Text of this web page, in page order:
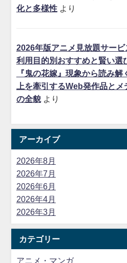
化と多様性より
2026年版アニメ見放題サービ
利用目的別おすすめと賢い選
『鬼の花嫁』現象から読み解
上を牽引するWeb発作品とメ
の全貌 より
アーカイブ
2026年8月
2026年7月
2026年6月
2026年4月
2026年3月
カテゴリー
アニメ・マンガ